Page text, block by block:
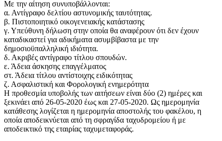
Με την αίτηση συνυποβάλλονται:
α. Αντίγραφο δελτίου αστυνομικής ταυτότητας.
β. Πιστοποιητικό οικογενειακής κατάστασης
γ. Υπεύθυνη δήλωση στην οποία θα αναφέρουν ότι δεν έχουν
καταδικαστεί για αδικήματα ασυμβίβαστα με την
δημοσιοϋπαλληλική ιδιότητα.
δ. Ακριβές αντίγραφο τίτλου σπουδών.
ε. Άδεια άσκησης επαγγέλματος
στ. Άδεια τίτλου αντίστοιχης ειδικότητας
ζ. Ασφαλιστική και Φορολογική ενημερότητα
Η προθεσμία υποβολής των αιτήσεων είναι δύο (2) ημέρες και
ξεκινάει από 26-05-2020 έως και 27-05-2020. Ως ημερομηνία
κατάθεσης λογίζεται η ημερομηνία αποστολής του φακέλου, η
οποία αποδεικνύεται από τη σφραγίδα ταχυδρομείου ή με
αποδεικτικό της εταιρίας ταχυμεταφοράς.